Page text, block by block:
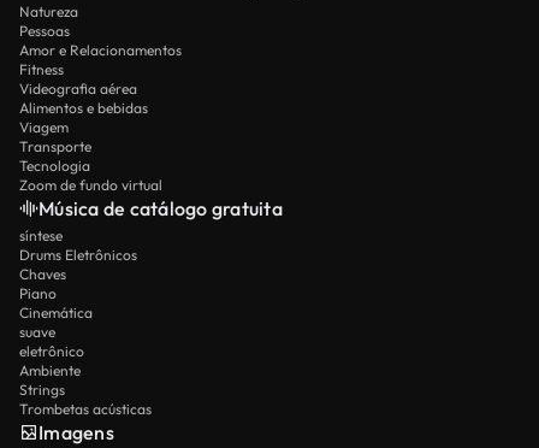
Natureza
Pessoas
Amor e Relacionamentos
Fitness
Videografia aérea
Alimentos e bebidas
Viagem
Transporte
Tecnologia
Zoom de fundo virtual
Música de catálogo gratuita
síntese
Drums Eletrônicos
Chaves
Piano
Cinemática
suave
eletrônico
Ambiente
Strings
Trombetas acústicas
Imagens